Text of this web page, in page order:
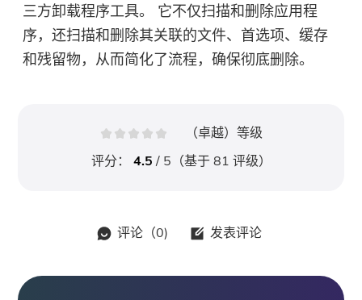
三方卸载程序工具。 它不仅扫描和删除应用程
序，还扫描和删除其关联的文件、首选项、缓存
和残留物，从而简化了流程，确保彻底删除。
（卓越）等级
评分： 4.5/ 5（基于81 评级）
评论（0) 发表评论